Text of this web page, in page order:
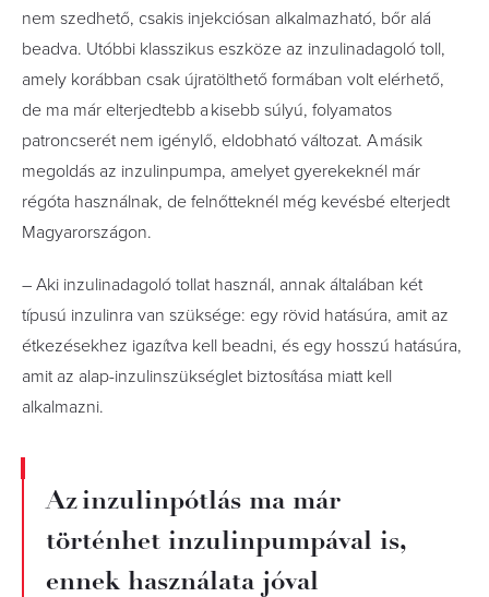
nem szedhető, csakis injekciósan alkalmazható, bőr alá
beadva. Utóbbi klasszikus eszköze az inzulinadagoló toll,
amely korábban csak újratölthető formában volt elérhető,
de ma már elterjedtebb a kisebb súlyú, folyamatos
patroncserét nem igénylő, eldobható változat. A másik
megoldás az inzulinpumpa, amelyet gyerekeknél már
régóta használnak, de felnőtteknél még kevésbé elterjedt
Magyarországon.
– Aki inzulinadagoló tollat használ, annak általában két
típusú inzulinra van szüksége: egy rövid hatásúra, amit az
étkezésekhez igazítva kell beadni, és egy hosszú hatásúra,
amit az alap-inzulinszükséglet biztosítása miatt kell
alkalmazni.
Az inzulinpótlás ma már
történhet inzulinpumpával is,
ennek használata jóval